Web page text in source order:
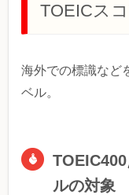
TOEICス
海外での標識など
ベル。
ルの対象